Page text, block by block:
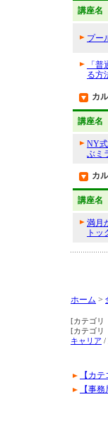
講座名
プー
「
る方
カ
講座名
NY
ぶミ
カ
講座名
満月
トッ
ホーム >
[カテゴリ
[カテゴリ
キャリア /
【カ
【事